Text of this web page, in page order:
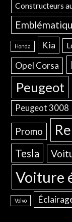
Constructeurs
Honda Kia
Opel Corsa
Peugeot
Peugeot 3008
Promo
Tesla
Voiture
Volvo